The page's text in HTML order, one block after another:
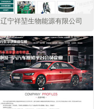
辽宁祥堃生物能源有限公司